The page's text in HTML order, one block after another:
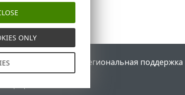
Региональная поддержка
защищены.
ONLY